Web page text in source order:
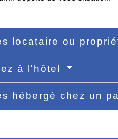
locataire ou
à l'hôtel
hébergé chez un